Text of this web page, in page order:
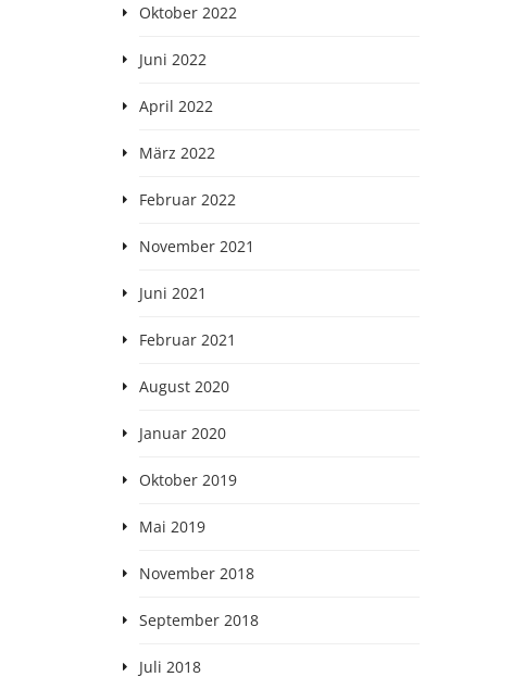
Oktober 2022
Juni 2022
April 2022
März 2022
Februar 2022
November 2021
Juni 2021
Februar 2021
August 2020
Januar 2020
Oktober 2019
Mai 2019
November 2018
September 2018
Juli 2018